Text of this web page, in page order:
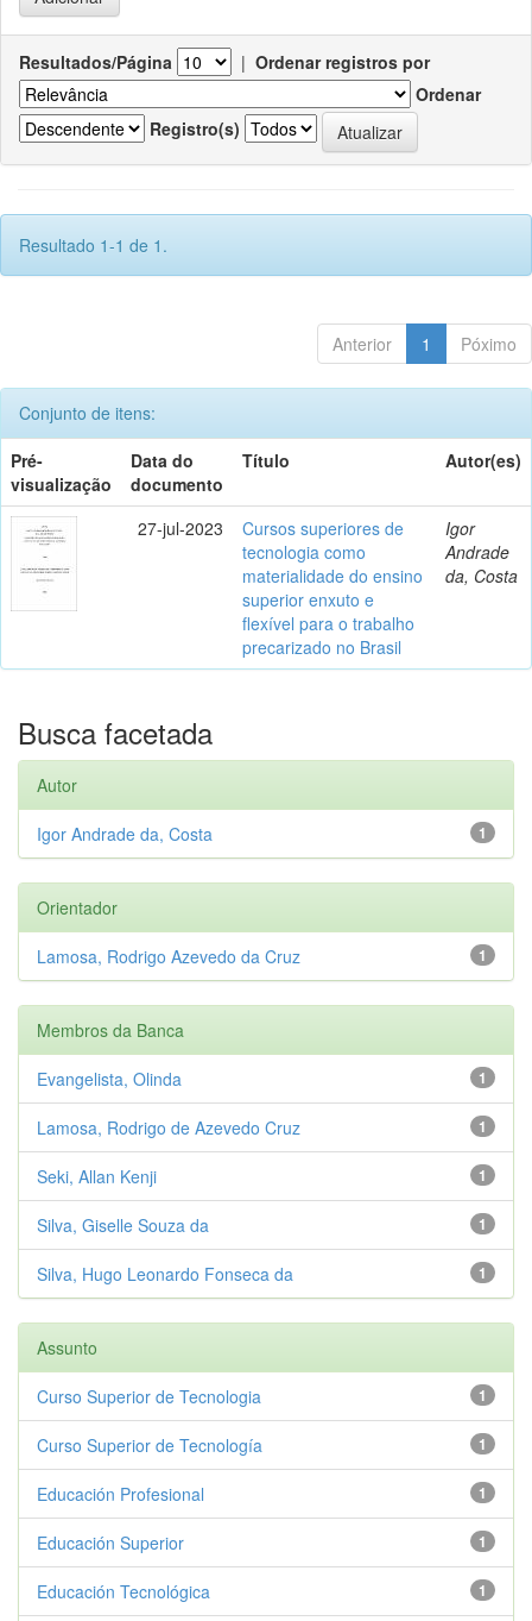
Resultados/Página | Ordenar registros por
Ordenar
Registro(s)
Resultado 1-1 de 1.
Anterior 1 Póximo
Conjunto de itens:
Pré-
visualização
Data do
documento
Título Autor(es)
27-jul-2023
Cursos superiores de
tecnologia como
materialidade do ensino
superior enxuto e
flexível para o trabalho
precarizado no Brasil
Igor
Andrade
da, Costa
Busca facetada
Autor
1
Igor Andrade da, Costa
Orientador
1
Lamosa, Rodrigo Azevedo da Cruz
Membros da Banca
1
Evangelista, Olinda
1
Lamosa, Rodrigo de Azevedo Cruz
1
Seki, Allan Kenji
1
Silva, Giselle Souza da
1
Silva, Hugo Leonardo Fonseca da
Assunto
1
Curso Superior de Tecnologia
1
Curso Superior de Tecnología
1
Educación Profesional
1
Educación Superior
1
Educación Tecnológica